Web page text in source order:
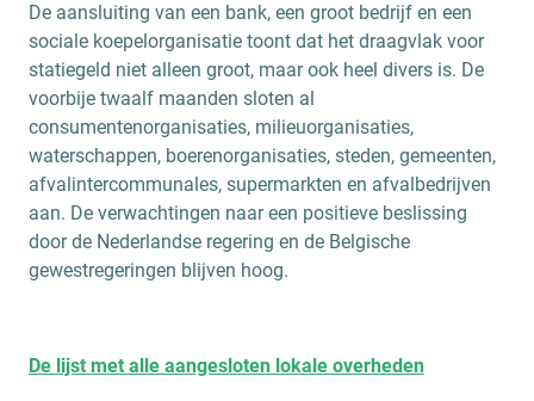
De aansluiting van een bank, een groot bedrijf en een
sociale koepelorganisatie toont dat het draagvlak voor
statiegeld niet alleen groot, maar ook heel divers is. De
voorbije twaalf maanden sloten al
consumentenorganisaties, milieuorganisaties,
waterschappen, boerenorganisaties, steden, gemeenten,
afvalintercommunales, supermarkten en afvalbedrijven
aan. De verwachtingen naar een positieve beslissing
door de Nederlandse regering en de Belgische
gewestregeringen blijven hoog.
De lijst met alle aangesloten lokale overheden